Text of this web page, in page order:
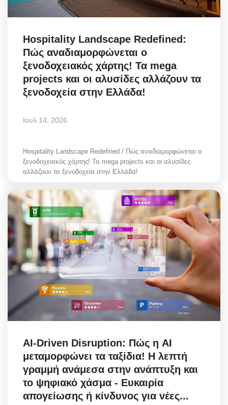
Hospitality Landscape Redefined:
Πώς αναδιαμορφώνεται ο
ξενοδοχειακός χάρτης! Τα mega
projects και οι αλυσίδες αλλάζουν τα
ξενοδοχεία στην Ελλάδα!
Ιουλ 14, 2026
Hospitality Landscape Redefined / Πώς αναδιαμορφώνεται ο
ξενοδοχειακός χάρτης! Τα mega projects και οι αλυσίδες
αλλάζουν τα ξενοδοχεία στην Ελλάδα!
AI-Driven Disruption: Πώς η AI
μεταμορφώνει τα ταξίδια! Η λεπτή
γραμμή ανάμεσα στην ανάπτυξη και
το ψηφιακό χάσμα - Ευκαιρία
απογείωσης ή κίνδυνος για νέες...